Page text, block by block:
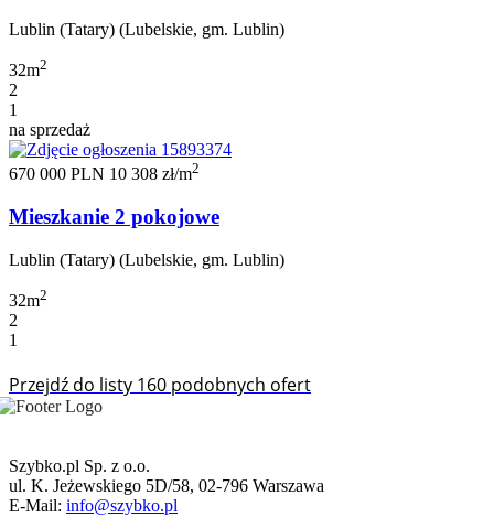
Lublin (Tatary) (Lubelskie, gm. Lublin)
32m2
2
1
na sprzedaż
670 000 PLN 10 308 zł/m2
Mieszkanie 2 pokojowe
Lublin (Tatary) (Lubelskie, gm. Lublin)
32m2
2
1
Przejdź do listy 160 podobnych ofert
Szybko.pl Sp. z o.o.
ul. K. Jeżewskiego 5D/58, 02-796 Warszawa
E-Mail: info@szybko.pl